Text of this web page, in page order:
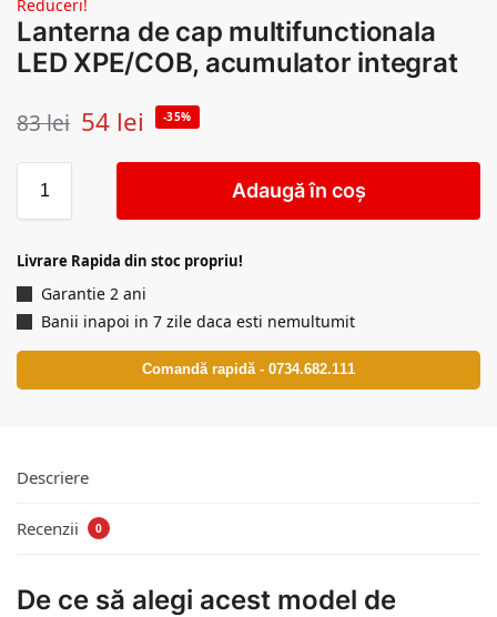
Reduceri!
Lanterna de cap multifunctionala
LED XPE/COB, acumulator integrat
83lei 54 lei -35%
Adaugă în coș
Livrare Rapida din stoc propriu!
Garantie 2 ani
Banii inapoi in 7 zile daca esti nemultumit
Comandă rapidă - 0734.682.111
Descriere
Recenzii 0
De ce să alegi acest model de